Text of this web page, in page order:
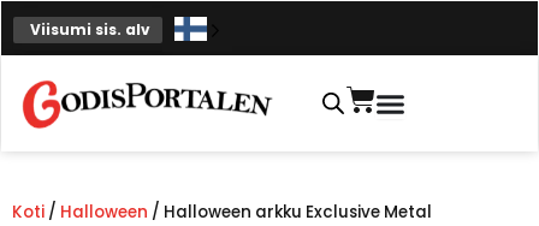
Siirry
sisältöön
Viisumi sis. alv
Ostoskori
Koti / Halloween / Halloween arkku Exclusive Metal